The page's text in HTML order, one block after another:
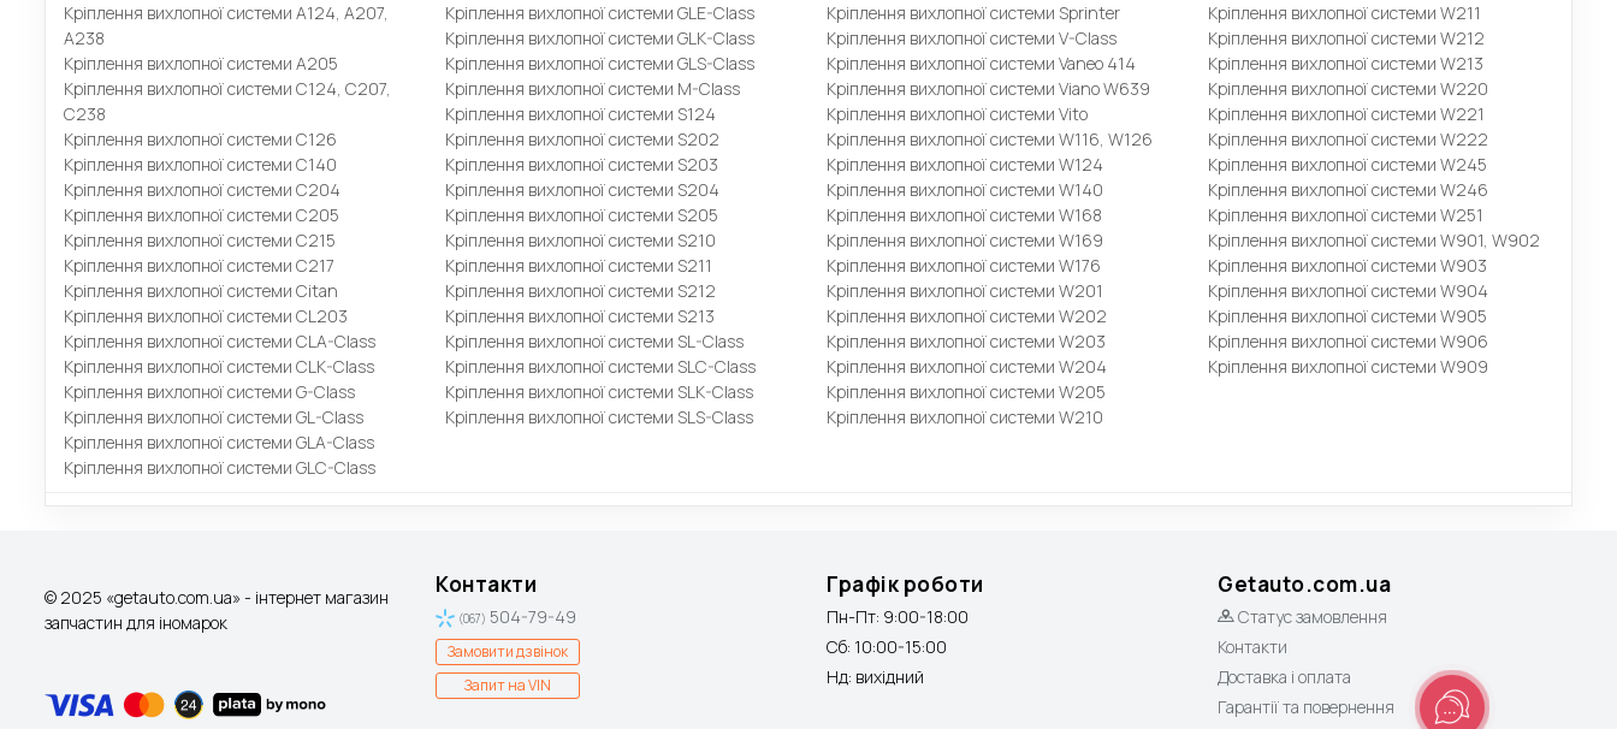
Кріплення вихлопної системи A124, A207,
A238
Кріплення вихлопної системи A205
Кріплення вихлопної системи C124, C207,
C238
Кріплення вихлопної системи C126
Кріплення вихлопної системи C140
Кріплення вихлопної системи C204
Кріплення вихлопної системи C205
Кріплення вихлопної системи C215
Кріплення вихлопної системи C217
Кріплення вихлопної системи Citan
Кріплення вихлопної системи CL203
Кріплення вихлопної системи CLA-Class
Кріплення вихлопної системи CLK-Class
Кріплення вихлопної системи G-Class
Кріплення вихлопної системи GL-Class
Кріплення вихлопної системи GLA-Class
Кріплення вихлопної системи GLC-Class
Кріплення вихлопної системи GLE-Class
Кріплення вихлопної системи GLK-Class
Кріплення вихлопної системи GLS-Class
Кріплення вихлопної системи M-Class
Кріплення вихлопної системи S124
Кріплення вихлопної системи S202
Кріплення вихлопної системи S203
Кріплення вихлопної системи S204
Кріплення вихлопної системи S205
Кріплення вихлопної системи S210
Кріплення вихлопної системи S211
Кріплення вихлопної системи S212
Кріплення вихлопної системи S213
Кріплення вихлопної системи SL-Class
Кріплення вихлопної системи SLC-Class
Кріплення вихлопної системи SLK-Class
Кріплення вихлопної системи SLS-Class
Кріплення вихлопної системи Sprinter
Кріплення вихлопної системи V-Class
Кріплення вихлопної системи Vaneo 414
Кріплення вихлопної системи Viano W639
Кріплення вихлопної системи Vito
Кріплення вихлопної системи W116, W126
Кріплення вихлопної системи W124
Кріплення вихлопної системи W140
Кріплення вихлопної системи W168
Кріплення вихлопної системи W169
Кріплення вихлопної системи W176
Кріплення вихлопної системи W201
Кріплення вихлопної системи W202
Кріплення вихлопної системи W203
Кріплення вихлопної системи W204
Кріплення вихлопної системи W205
Кріплення вихлопної системи W210
Кріплення вихлопної системи W211
Кріплення вихлопної системи W212
Кріплення вихлопної системи W213
Кріплення вихлопної системи W220
Кріплення вихлопної системи W221
Кріплення вихлопної системи W222
Кріплення вихлопної системи W245
Кріплення вихлопної системи W246
Кріплення вихлопної системи W251
Кріплення вихлопної системи W901, W902
Кріплення вихлопної системи W903
Кріплення вихлопної системи W904
Кріплення вихлопної системи W905
Кріплення вихлопної системи W906
Кріплення вихлопної системи W909
© 2025 «getauto.com.ua» - інтернет магазин
запчастин для іномарок
Контакти
(067) 504-79-49
Замовити дзвінок
Запит на VIN
Графік роботи
Пн-Пт: 9:00-18:00
Сб: 10:00-15:00
Нд: вихідний
Getauto.com.ua
Статус замовлення
Контакти
Доставка і оплата
Гарантії та повернення